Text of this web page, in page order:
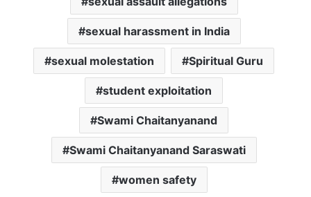
sexual harassment in India
sexual molestation Spiritual Guru
student exploitation
Swami Chaitanyanand
Swami Chaitanyanand Saraswati
women safety